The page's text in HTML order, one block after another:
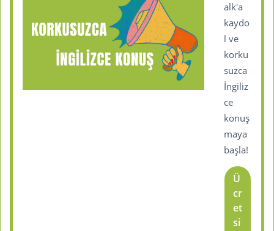
alk'a
kaydo
l ve
korku
suzca
İngiliz
ce
konuş
maya
başla!
Ü
cr
et
si